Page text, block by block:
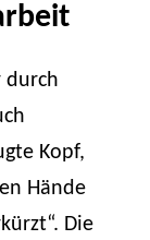
durch
Kopf,
Hände
Die